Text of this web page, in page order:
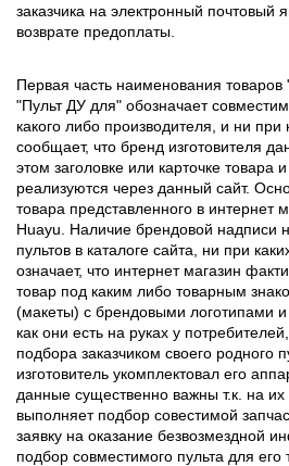
заказчика на электронный почтовый
возврате предоплаты.
Первая часть наименования товаров
"Пульт ДУ для" обозначает
какого либо производителя, и ни при
сообщает, что бренд изготовителя
этом заголовке или карточке товара
реализуются через данный сайт.
товара представленного в интернет
Huayu. Наличие брендовой надписи
пультов в каталоге сайта, ни при
означает, что интернет магазин
товар под каким либо товарным
(макеты) с брендовыми логотипами
как они есть на руках у
подбора заказчиком своего родного
изготовитель укомплектовал его
данные существенно важны т.к. на
выполняет подбор совестимой
заявку на оказание безвозмездной
подбор совместимого пульта для